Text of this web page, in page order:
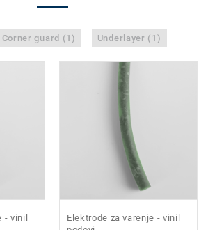
Corner guard (1) Underlayer (1)
- vinil
Elektrode za varenje - vinil